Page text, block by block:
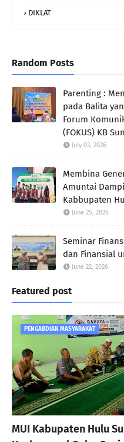
DIKLAT
Random Posts
Parenting :
pada Balita
Forum
(FOKUS) KB
July 03, 2026
Membina
Amuntai
Kabbupaten
June 25, 2026
Seminar
dan Finansial
June 22, 2026
Featured post
PENGABDIAN MASYARAKAT
MUI Kabupaten Hulu